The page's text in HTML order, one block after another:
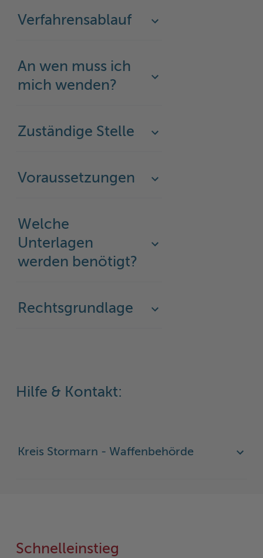
Verfahrensablauf
An wen muss ich
mich wenden?
Zuständige Stelle
Voraussetzungen
Welche
Unterlagen
werden benötigt?
Rechtsgrundlage
Hilfe & Kontakt:
Kreis Stormarn - Waffenbehörde
Schnelleinstieg